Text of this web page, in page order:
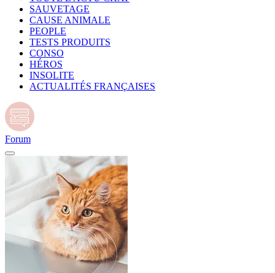
SAUVETAGE
CAUSE ANIMALE
PEOPLE
TESTS PRODUITS
CONSO
HÉROS
INSOLITE
ACTUALITÉS FRANÇAISES
Forum